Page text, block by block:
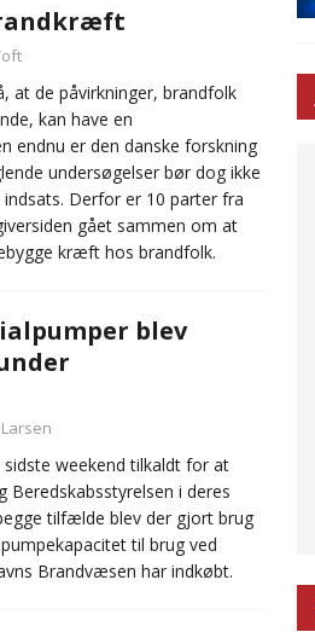
til mere kompleks
steg med 9 sekunder i 2025
at de påvirkninger, brandfolk
kan have en
endnu er den danske forskning
undersøgelser bør dog ikke
Derfor er 10 parter fra
gået sammen om at
kræft hos brandfolk.
blev
weekend tilkaldt for at
i deres
tilfælde blev der gjort brug
til brug ved
Brandvæsen har indkøbt.